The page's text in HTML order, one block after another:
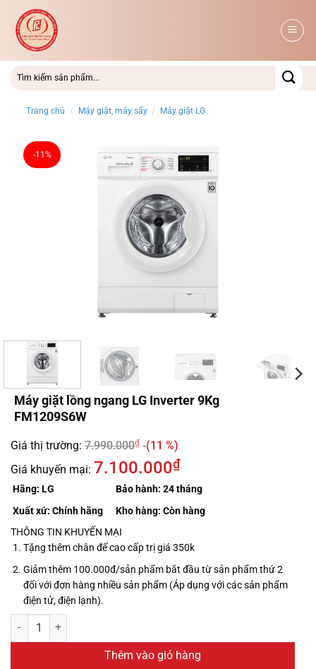
qua
dung
Trang chủ / Máy giặt, máy sấy / Máy giặt LG
-11%
Máy giặt lồng ngang LG Inverter 9Kg
FM1209S6W
Giá thị trường: 7.990.000₫
(11 %)
Giá khuyến mại: 7.100.000₫
Hãng: LG
Xuất xứ: Chính hãng
Bảo hành: 24 tháng
Kho hàng: Còn hàng
THÔNG TIN KHUYẾN MẠI
Tặng thêm chân đế cao cấp trị giá 350k
Giảm thêm 100.000đ/sản phẩm bắt đầu từ sản phẩm thứ 2
đối với đơn hàng nhiều sản phẩm (Áp dụng với các sản phẩm
điện tử, điện lạnh).
Thêm vào giỏ hàng